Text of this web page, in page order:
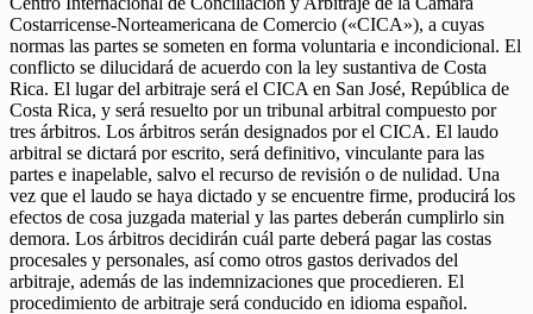
Costarricense-Norteamericana de Comercio («CICA»), a cuyas
normas las partes se someten en forma voluntaria e incondicional. El
conflicto se dilucidará de acuerdo con la ley sustantiva de Costa
Rica. El lugar del arbitraje será el CICA en San José, República de
Costa Rica, y será resuelto por un tribunal arbitral compuesto por
tres árbitros. Los árbitros serán designados por el CICA. El laudo
arbitral se dictará por escrito, será definitivo, vinculante para las
partes e inapelable, salvo el recurso de revisión o de nulidad. Una
vez que el laudo se haya dictado y se encuentre firme, producirá los
efectos de cosa juzgada material y las partes deberán cumplirlo sin
demora. Los árbitros decidirán cuál parte deberá pagar las costas
procesales y personales, así como otros gastos derivados del
arbitraje, además de las indemnizaciones que procedieren. El
procedimiento de arbitraje será conducido en idioma español.